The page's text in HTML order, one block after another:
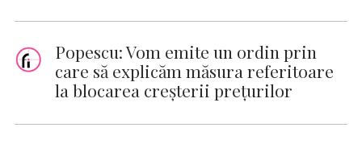
Popescu: Vom emite un ordin prin
care să explicăm măsura referitoare
la blocarea creşterii preţurilor